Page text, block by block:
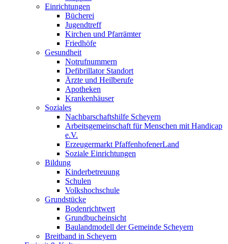
Einrichtungen
Bücherei
Jugendtreff
Kirchen und Pfarrämter
Friedhöfe
Gesundheit
Notrufnummern
Defibrillator Standort
Ärzte und Heilberufe
Apotheken
Krankenhäuser
Soziales
Nachbarschaftshilfe Scheyern
Arbeitsgemeinschaft für Menschen mit Handicap
e.V.
Erzeugermarkt PfaffenhofenerLand
Soziale Einrichtungen
Bildung
Kinderbetreuung
Schulen
Volkshochschule
Grundstücke
Bodenrichtwert
Grundbucheinsicht
Baulandmodell der Gemeinde Scheyern
Breitband in Scheyern